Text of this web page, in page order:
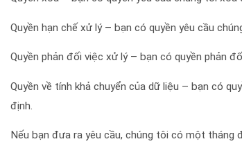
Quyền hạn chế xử lý – bạn có quyền yêu cầu
Quyền phản đối việc xử lý – bạn có quyền phản
Quyền về tính khả chuyển của dữ liệu – bạn có
định.
Nếu bạn đưa ra yêu cầu, chúng tôi có một tháng